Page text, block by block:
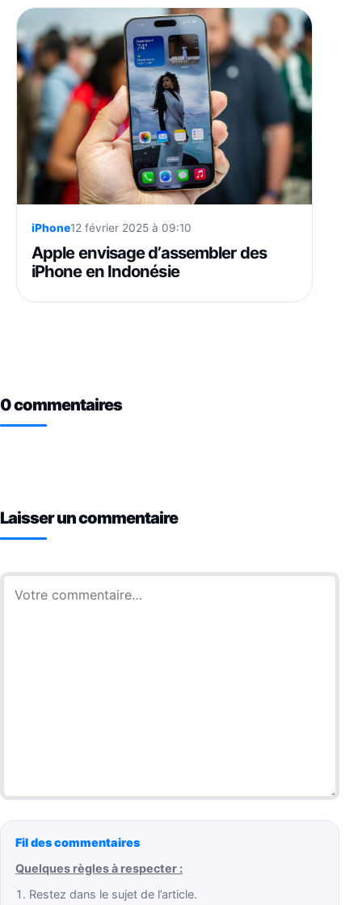
iPhone12 février 2025 à 09:10
Apple envisage d’assembler des
iPhone en Indonésie
0 commentaires
Laisser un commentaire
Commentaire
Fil des commentaires
Quelques règles à respecter :
Restez dans le sujet de l’article.